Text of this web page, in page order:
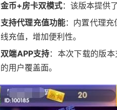
金币+房卡双模式：该版本提供
支持代理充值功能：内置代理
线充值，增加便利性。
双端APP支持：本次下载的版
的用户覆盖面。